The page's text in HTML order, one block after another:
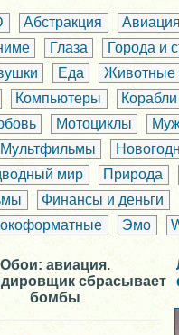
Абстракция
Глаза
Города и
Еда
Животные
Компьютеры
Корабли
Мотоциклы
Мультфильмы
мир
Природа
Финансы и деньги
Эмо
Обои: авиация.
сбрасывает
бомбы